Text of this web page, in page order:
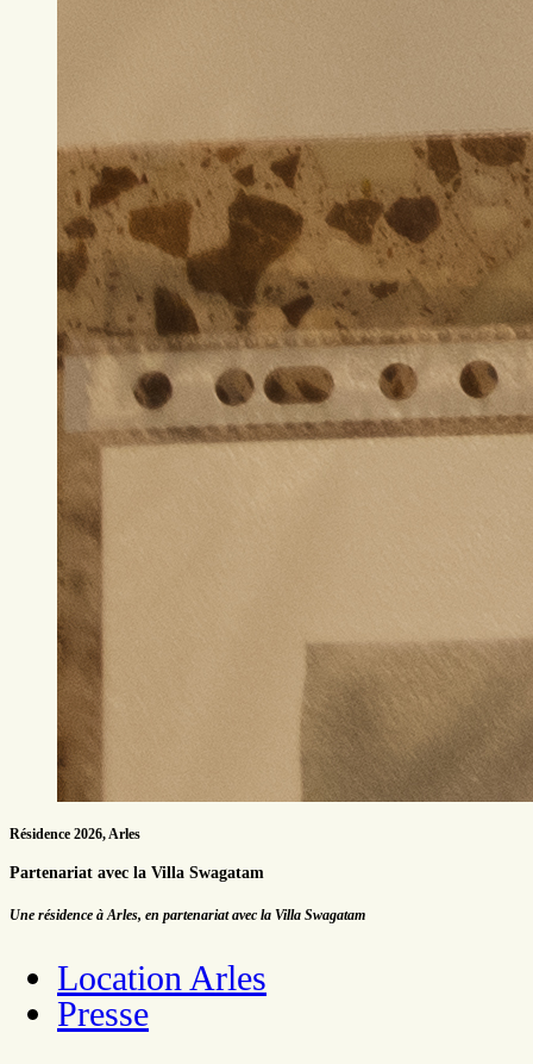
Résidence 2026, Arles
Partenariat avec la Villa Swagatam
Une résidence à Arles, en partenariat avec la Villa Swagatam
Location Arles
Presse